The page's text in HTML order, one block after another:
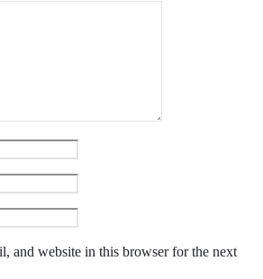
and website in this browser for the next